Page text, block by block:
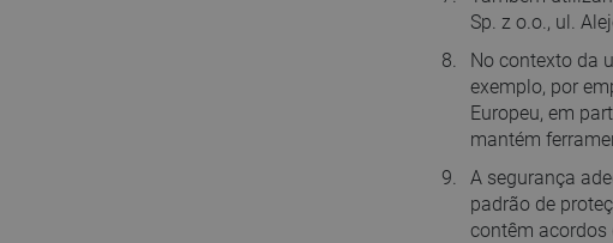
Sp. z o.o., ul.
No contexto da
exemplo, por
Europeu, em
mantém
A segurança
padrão de
contêm acordos